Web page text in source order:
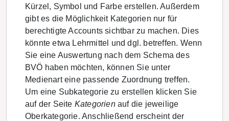
Kürzel, Symbol und Farbe erstellen. Außerdem
gibt es die Möglichkeit Kategorien nur für
berechtigte Accounts sichtbar zu machen. Dies
könnte etwa Lehrmittel und dgl. betreffen. Wenn
Sie eine Auswertung nach dem Schema des
BVÖ haben möchten, können Sie unter
Medienart eine passende Zuordnung treffen.
Um eine Subkategorie zu erstellen klicken Sie
auf der Seite Kategorienauf die jeweilige
Oberkategorie. Anschließend erscheint der